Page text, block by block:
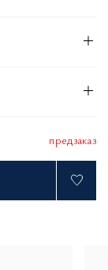
предзаказ